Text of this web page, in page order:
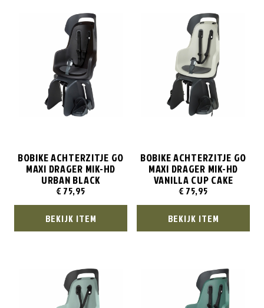
BOBIKE ACHTERZITJE GO
MAXI DRAGER MIK-HD
URBAN BLACK
€ 75,95
BEKIJK ITEM
BOBIKE ACHTERZITJE GO
MAXI DRAGER MIK-HD
VANILLA CUP CAKE
€ 75,95
BEKIJK ITEM